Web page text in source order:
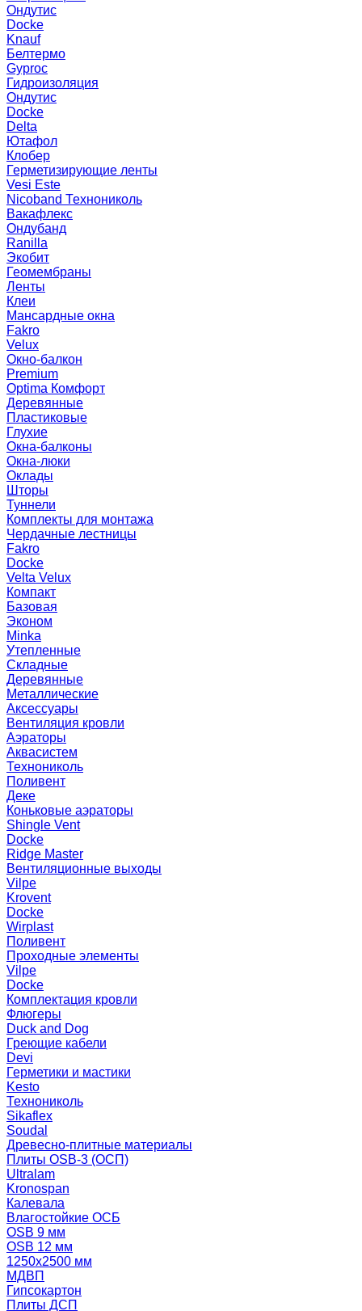
Ондутис
Docke
Knauf
Белтермо
Gyproc
Гидроизоляция
Ондутис
Docke
Delta
Ютафол
Клобер
Герметизирующие ленты
Vesi Este
Nicoband Технониколь
Вакафлекс
Ондубанд
Ranilla
Экобит
Геомембраны
Ленты
Клеи
Мансардные окна
Fakro
Velux
Окно-балкон
Premium
Optima Комфорт
Деревянные
Пластиковые
Глухие
Окна-балконы
Окна-люки
Оклады
Шторы
Туннели
Комплекты для монтажа
Чердачные лестницы
Fakro
Docke
Velta Velux
Компакт
Базовая
Эконом
Minka
Утепленные
Складные
Деревянные
Металлические
Аксессуары
Вентиляция кровли
Аэраторы
Аквасистем
Технониколь
Поливент
Деке
Коньковые аэраторы
Shingle Vent
Docke
Ridge Master
Вентиляционные выходы
Vilpe
Krovent
Docke
Wirplast
Поливент
Проходные элементы
Vilpe
Docke
Комплектация кровли
Флюгеры
Duck and Dog
Греющие кабели
Devi
Герметики и мастики
Kesto
Технониколь
Sikaflex
Soudal
Древесно-плитные материалы
Плиты OSB-3 (ОСП)
Ultralam
Kronospan
Калевала
Влагостойкие ОСБ
OSB 9 мм
OSB 12 мм
1250х2500 мм
МДВП
Гипсокартон
Плиты ДСП